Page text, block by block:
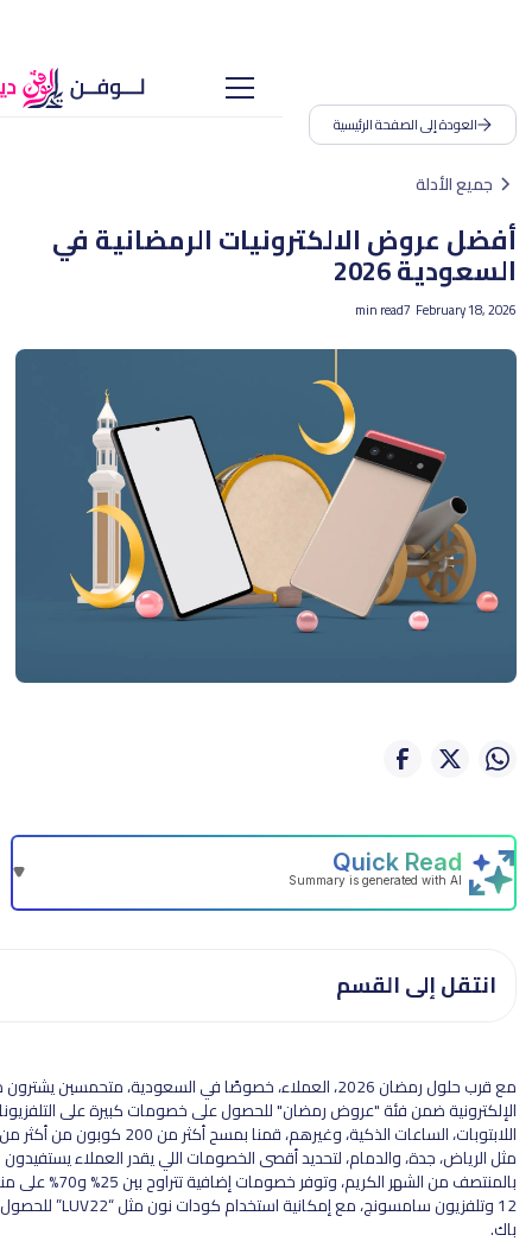
الرئيسية
الالكترونيات الرمضانية في
min read
مع قرب حلول رمضان 2026، العملاء، خصوصًا في السعودية، متحمسين يشترون منتجات مثل الأجهزة
"عروض رمضان" للحصول على خصومات كبيرة على التلفزيونات، الجوالات،
اللابتوبات، الساعات الذكية، وغيرهم، قمنا بمسح أكثر من 200 كوبون من أكثر من 50 متجر من مدن
لتحديد أقصى الخصومات اللي يقدر العملاء يستفيدون منها، وغالبًا تكون
بالمنتصف من الشهر الكريم، وتوفر خصومات إضافية تتراوح بين 25% و70% على منتجات مثل ايفون
12 وتلفزيون سامسونج، مع إمكانية استخدام كودات نون مثل “LUV22” للحصول على 10% كاش
القسم